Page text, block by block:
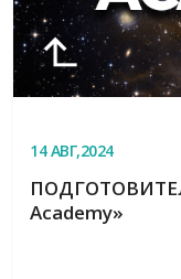
14АВГ,2024
Academy»